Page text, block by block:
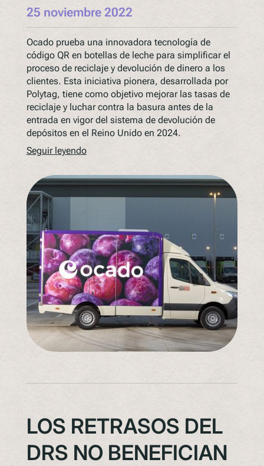
25 noviembre 2022
Ocado prueba una innovadora tecnología de
código QR en botellas de leche para simplificar el
proceso de reciclaje y devolución de dinero a los
clientes. Esta iniciativa pionera, desarrollada por
Polytag, tiene como objetivo mejorar las tasas de
reciclaje y luchar contra la basura antes de la
entrada en vigor del sistema de devolución de
depósitos en el Reino Unido en 2024.
Seguir leyendo
LOS RETRASOS DEL
DRS NO BENEFICIAN